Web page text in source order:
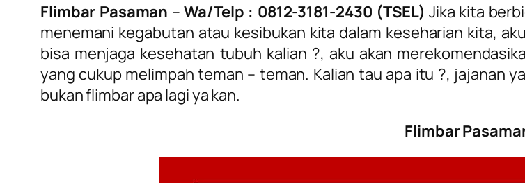
Flimbar Pasaman –Wa/Telp : 0812-3181-2430 (TSEL) Jika kita
menemani kegabutan atau kesibukan kita dalam keseharian kita,
bisa menjaga kesehatan tubuh kalian ?, aku akan
yang cukup melimpah teman – teman. Kalian tau apa itu ?, jajanan
bukan flimbar apa lagi ya kan.
Flimbar